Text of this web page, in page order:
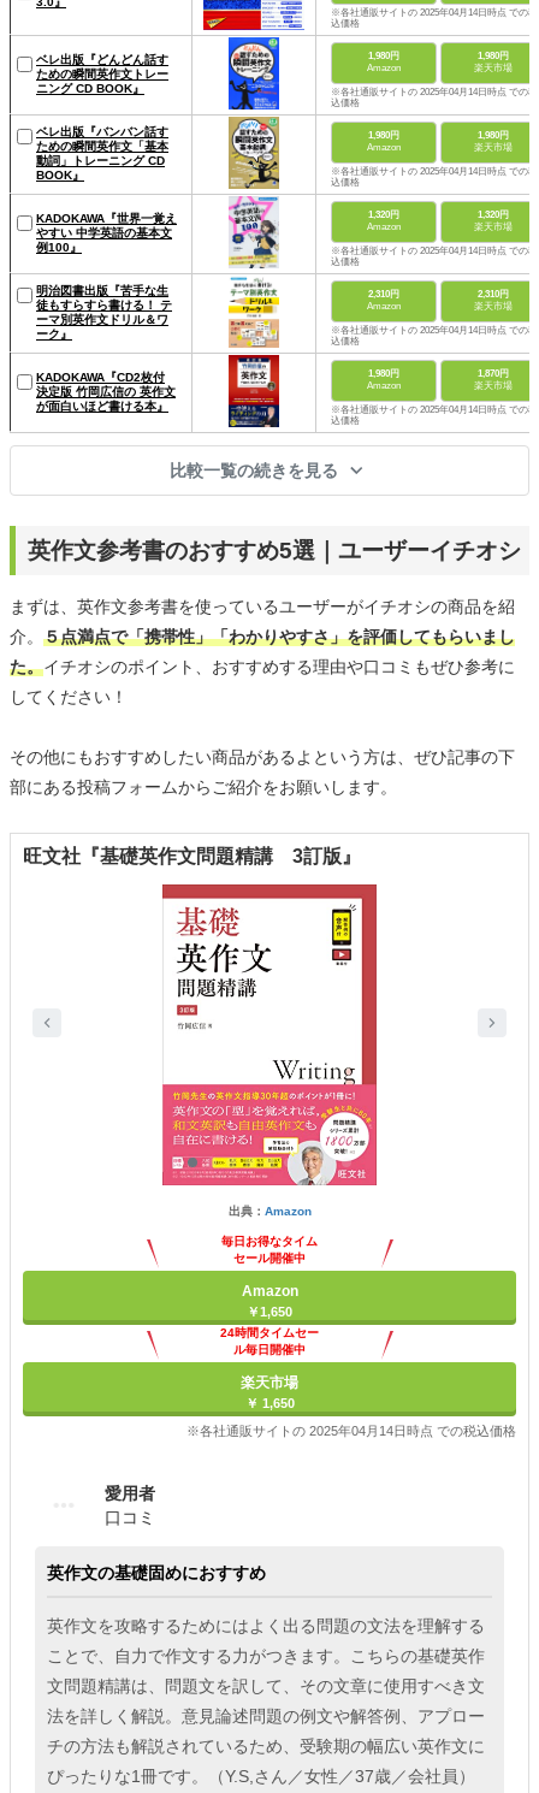
※各社通販サイトの 2025年04月14日時点 での税
込価格
ベレ出版『どんどん話す
ための瞬間英作文トレー
ニング CD BOOK』
1,980円
Amazon
1,980円
楽天市場
※各社通販サイトの 2025年04月14日時点 での税
込価格
ベレ出版『バンバン話す
ための瞬間英作文「基本
動詞」トレーニング CD
BOOK』
1,980円
Amazon
1,980円
楽天市場
※各社通販サイトの 2025年04月14日時点 での税
込価格
KADOKAWA『世界一覚え
やすい 中学英語の基本文
例100』
1,320円
Amazon
1,320円
楽天市場
※各社通販サイトの 2025年04月14日時点 での税
込価格
明治図書出版『苦手な生
徒もすらすら書ける！ テ
ーマ別英作文ドリル＆ワ
ーク』
2,310円
Amazon
2,310円
楽天市場
※各社通販サイトの 2025年04月14日時点 での税
込価格
KADOKAWA『CD2枚付
決定版 竹岡広信の 英作文
が面白いほど書ける本』
1,980円
Amazon
1,870円
楽天市場
※各社通販サイトの 2025年04月14日時点 での税
込価格
比較一覧の続きを見る
英作文参考書のおすすめ5選｜ユーザーイチオシ
まずは、英作文参考書を使っているユーザーがイチオシの商品を紹
介。 ５点満点で「携帯性」「わかりやすさ」を評価してもらいまし
た。イチオシのポイント、おすすめする理由や口コミもぜひ参考に
してください！
その他にもおすすめしたい商品があるよという方は、ぜひ記事の下
部にある投稿フォームからご紹介をお願いします。
旺文社『基礎英作文問題精講 3訂版』
出典： Amazon
毎日お得なタイム
セール開催中
Amazon
￥1,650
24時間タイムセー
ル毎日開催中
楽天市場
￥ 1,650
※各社通販サイトの 2025年04月14日時点 での税込価格
愛用者
口コミ
英作文の基礎固めにおすすめ
英作文を攻略するためにはよく出る問題の文法を理解する
ことで、自力で作文する力がつきます。こちらの基礎英作
文問題精講は、問題文を訳して、その文章に使用すべき文
法を詳しく解説。意見論述問題の例文や解答例、アプロー
チの方法も解説されているため、受験期の幅広い英作文に
ぴったりな1冊です。（Y.S,さん／女性／37歳／会社員）